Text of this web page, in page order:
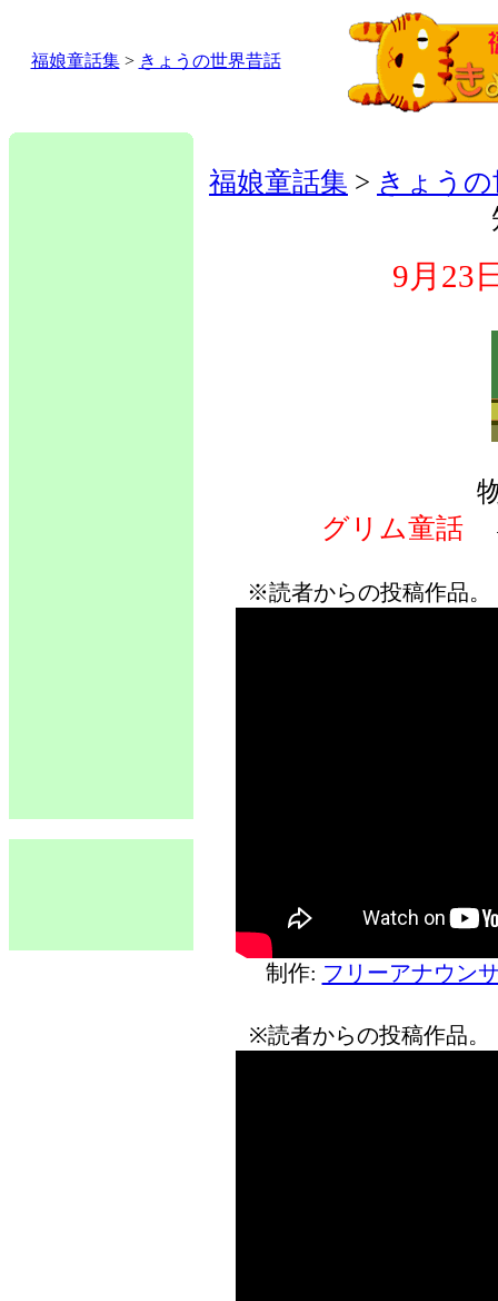
福娘童話集> きょうの世界昔話
福娘童話集 > きょう
9月23
グリム童話
※読者からの投稿作品
制作: フリーアナウン
※読者からの投稿作品